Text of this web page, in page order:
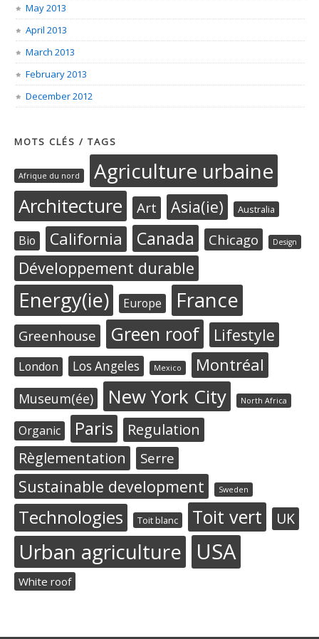
May 2013
April 2013
March 2013
February 2013
December 2012
MOTS CLÉS / TAGS
Afrique du nord Agriculture urbaine
Architecture Art Asia(ie) Australia
Bio California Canada Chicago Design
Développement durable
Energy(ie) Europe France
Greenhouse Green roof Lifestyle
London Los Angeles Mexico Montréal
Museum(ée) New York City North Africa
Organic Paris
Regulation
Règlementation
Serre
Sustainable development Sweden
Technologies Toit blanc Toit vert UK
Urban agriculture USA
White roof